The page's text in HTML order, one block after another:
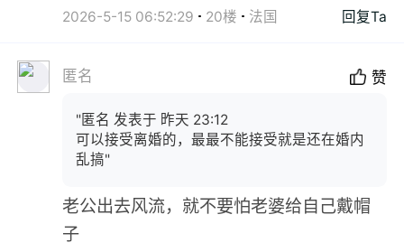
2026-5-15 06:52:29 20楼 法国 回复Ta
匿名 赞
"匿名 发表于 昨天 23:12
可以接受离婚的，最最不能接受就是还在婚内
乱搞"
老公出去风流，就不要怕老婆给自己戴帽
子